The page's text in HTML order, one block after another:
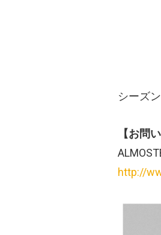
シーズ
【お問
http://